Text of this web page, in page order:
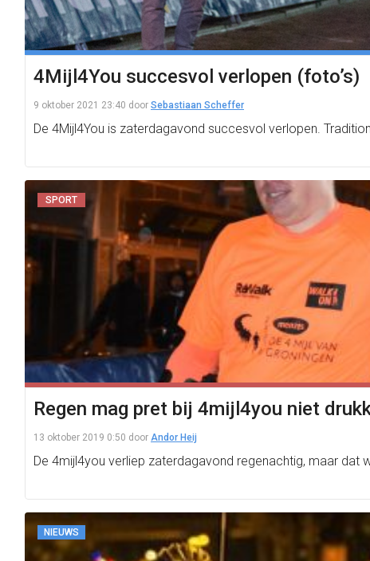
4Mijl4You succesvol verlopen (foto’s)
9 oktober 2021 23:40 door Sebastiaan Scheffer
De 4Mijl4You is zaterdagavond succesvol verlopen.
SPORT
Regen mag pret bij 4mijl4you niet
13 oktober 2019 0:50 door Andor Heij
De 4mijl4you verliep zaterdagavond regenachtig, maar dat
NIEUWS